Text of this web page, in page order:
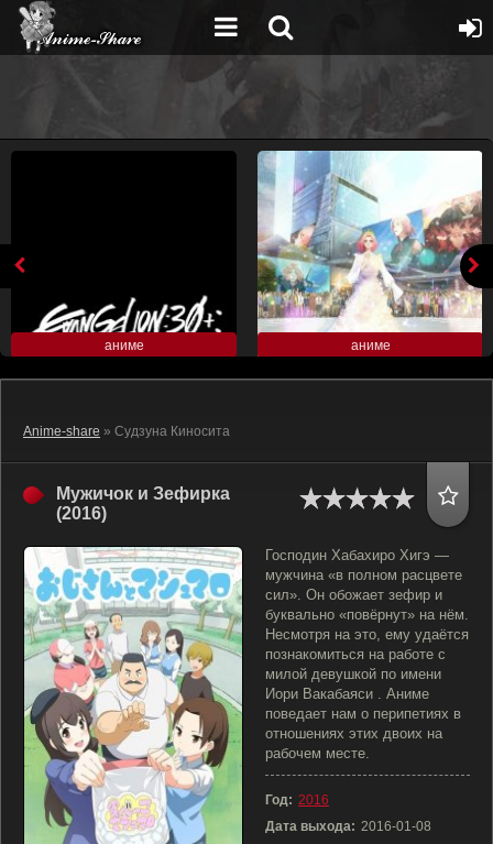
аниме аниме
Anime-share » Судзуна Киносита
Мужичок и Зефирка
(2016)
Господин Хабахиро Хигэ —
мужчина «в полном расцвете
сил». Он обожает зефир и
буквально «повёрнут» на нём.
Несмотря на это, ему удаётся
познакомиться на работе с
милой девушкой по имени
Иори Вакабаяси . Аниме
поведает нам о перипетиях в
отношениях этих двоих на
рабочем месте.
Год: 2016
Дата выхода: 2016-01-08